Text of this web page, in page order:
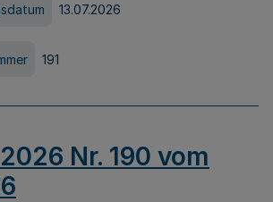
13.07.2026
191
Nr. 190 vom